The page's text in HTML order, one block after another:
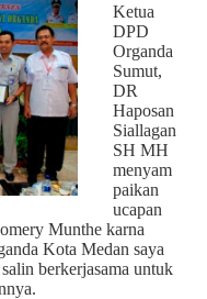
Ketua
DPD
Organda
Sumut,
DR
Haposan
Siallagan
SH MH
menyam
paikan
ucapan
Munthe karna
Kota Medan saya
berkerjasama untuk